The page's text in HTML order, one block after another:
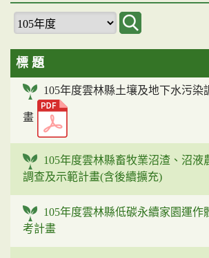
標 題
105年度雲林縣土壤及地下水污染
畫
105年度雲林縣畜牧業沼渣、沼液
調查及示範計畫(含後續擴充)
105年度雲林縣低碳永續家園運作
考計畫